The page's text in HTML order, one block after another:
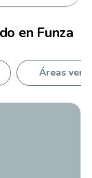
en Funza
Áreas